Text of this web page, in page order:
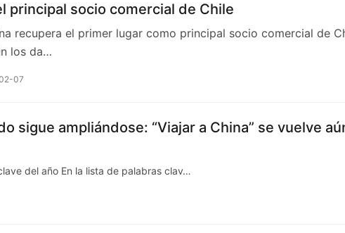
principal socio comercial de Chile
recupera el primer lugar como principal socio comercial de
los da…
07
sigue ampliándose: “Viajar a China” se vuelve
del año En la lista de palabras clav…